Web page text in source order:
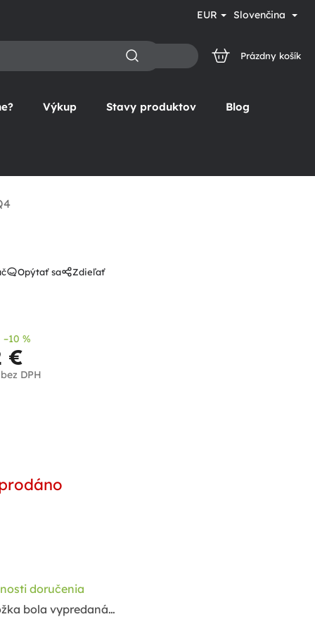
EUR Slovenčina
NÁKUPNÝ
Prázdny košík
Výkup Stavy produktov Blog
–10 %
€
DPH
doručenia
bola vypredaná…
Opýtať sa Zdieľať